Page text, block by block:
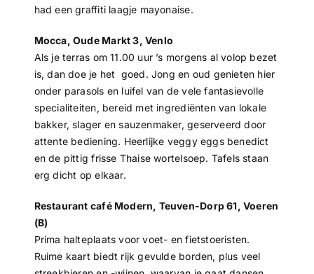
had een graffiti laagje mayonaise.
Mocca, Oude Markt 3, Venlo
Als je terras om 11.00 uur ’s morgens al volop bezet
is, dan doe je het goed. Jong en oud genieten hier
onder parasols en luifel van de vele fantasievolle
specialiteiten, bereid met ingrediënten van lokale
bakker, slager en sauzenmaker, geserveerd door
attente bediening. Heerlijke veggy eggs benedict
en de pittig frisse Thaise wortelsoep. Tafels staan
erg dicht op elkaar.
Restaurant café Modern, Teuven-Dorp 61, Voeren
(B)
Prima halteplaats voor voet- en fietstoeristen.
Ruime kaart biedt rijk gevulde borden, plus veel